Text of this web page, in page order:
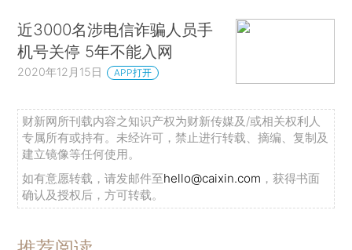
近3000名涉电信诈骗人员手
机号关停 5年不能入网
2020年12月15日 APP打开
财新网所刊载内容之知识产权为财新传媒及/或相关权利人
专属所有或持有。未经许可，禁止进行转载、摘编、复制及
建立镜像等任何使用。
如有意愿转载，请发邮件至hello@caixin.com ，获得书面
确认及授权后，方可转载。